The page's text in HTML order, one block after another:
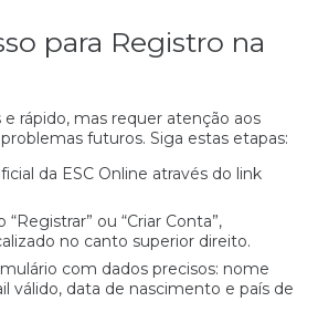
para Registro na
rápido, mas requer atenção aos
futuros. Siga estas etapas:
da ESC Online através do link
ou “Criar Conta”,
no canto superior direito.
com dados precisos: nome
válido, data de nascimento e país de